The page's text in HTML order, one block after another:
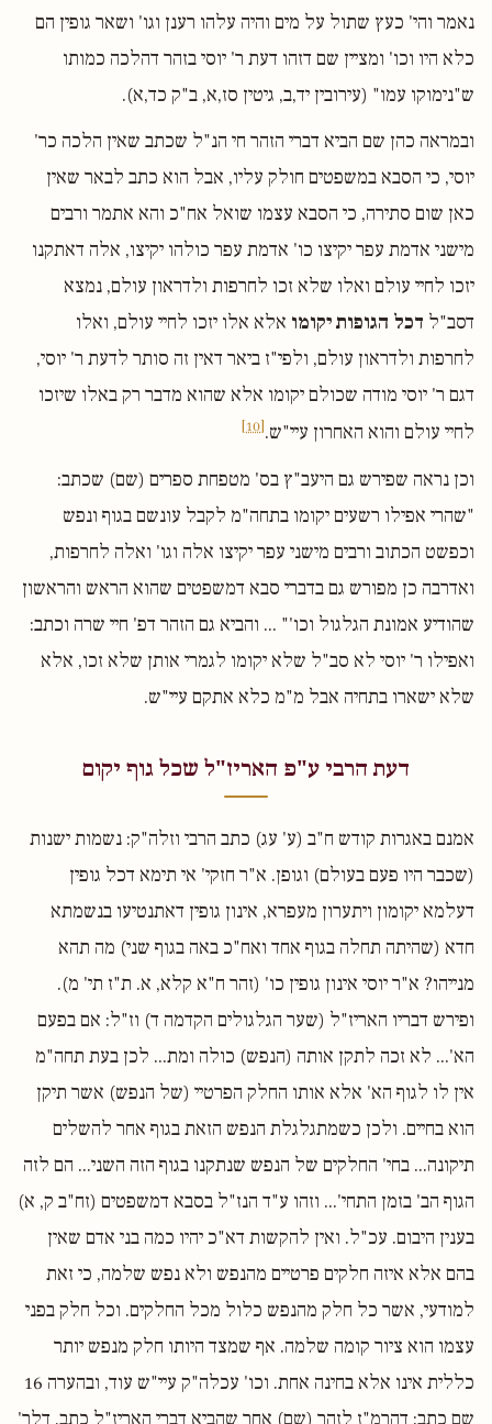
נאמר והי' כעץ שתול על מים והיה עלהו רענן וגו' ושאר גופין הם
כלא היו וכו' ומציין שם דזהו דעת ר' יוסי בזהר דהלכה כמותו
ש"נימוקו עמו" (עירובין יד,ב, גיטין סז,א, ב"ק כד,א).
ובמראה כהן שם הביא דברי הזהר חי הנ"ל שכתב שאין הלכה כר'
יוסי, כי הסבא במשפטים חולק עליו, אבל הוא כתב לבאר שאין
כאן שום סתירה, כי הסבא עצמו שואל אח"כ והא אתמר ורבים
מישני אדמת עפר יקיצו כו' אדמת עפר כולהו יקיצו, אלה דאתקנו
יזכו לחיי עולם ואלו שלא זכו לחרפות ולדראון עולם, נמצא
דסב"ל דכל הגופות יקומו אלא אלו יזכו לחיי עולם, ואלו
לחרפות ולדראון עולם, ולפי"ז ביאר דאין זה סותר לדעת ר' יוסי,
דגם ר' יוסי מודה שכולם יקומו אלא שהוא מדבר רק באלו שיזכו
לחיי עולם והוא האחרון עיי"ש.[10]
וכן נראה שפירש גם היעב"ץ בס' מטפחת ספרים (שם) שכתב:
"שהרי אפילו רשעים יקומו בתחה"מ לקבל עונשם בגוף ונפש
וכפשט הכתוב ורבים מישני עפר יקיצו אלה וגו' ואלה לחרפות,
ואדרבה כן מפורש גם בדברי סבא דמשפטים שהוא הראש והראשון
שהודיע אמונת הגלגול וכו'" ... והביא גם הזהר דפ' חיי שרה וכתב:
ואפילו ר' יוסי לא סב"ל שלא יקומו לגמרי אותן שלא זכו, אלא
שלא ישארו בתחיה אבל מ"מ כלא אתקם עיי"ש.
דעת הרבי ע"פ האריז"ל שכל גוף יקום
אמנם באגרות קודש ח"ב (ע' עג) כתב הרבי וזלה"ק: נשמות ישנות
(שכבר היו פעם בעולם) וגופן. א"ר חזקי' אי תימא דכל גופין
דעלמא יקומון ויתערון מעפרא, אינון גופין דאתנטיעו בנשמתא
חדא (שהיתה תחלה בגוף אחד ואח"כ באה בגוף שני) מה תהא
מנייהו? א"ר יוסי אינון גופין כו' (זהר ח"א קלא, א. ת"ז תי' מ).
ופירש דבריו האריז"ל (שער הגלגולים הקדמה ד) וז"ל: אם בפעם
הא'... לא זכה לתקן אותה (הנפש) כולה ומת... לכן בעת תחה"מ
אין לו לגוף הא' אלא אותו החלק הפרטיי (של הנפש) אשר תיקן
הוא בחיים. ולכן כשמתגלגלת הנפש הזאת בגוף אחר להשלים
תיקונה... בחי' החלקים של הנפש שנתקנו בגוף הזה השני... הם לזה
הגוף הב' בזמן התחי'... וזהו ע"ד הנז"ל בסבא דמשפטים (זח"ב ק, א)
בענין היבום. עכ"ל. ואין להקשות דא"כ יהיו כמה בני אדם שאין
בהם אלא איזה חלקים פרטיים מהנפש ולא נפש שלמה, כי זאת
למודעי, אשר כל חלק מהנפש כלול מכל החלקים. וכל חלק בפני
עצמו הוא ציור קומה שלמה. אף שמצד היותו חלק מנפש יותר
כללית אינו אלא בחינה אחת. וכו' עכלה"ק עיי"ש עוד, ובהערה 16